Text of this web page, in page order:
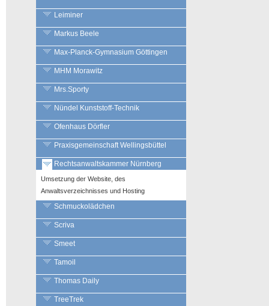
Leiminer
Markus Beele
Max-Planck-Gymnasium Göttingen
MHM Morawitz
Mrs.Sporty
Nündel Kunststoff-Technik
Ofenhaus Dörfler
Praxisgemeinschaft Wellingsbüttel
Rechtsanwaltskammer Nürnberg
Umsetzung der Website, des
Anwaltsverzeichnisses und Hosting
Schmuckolädchen
Scriva
Smeet
Tamoil
Thomas Daily
TreeTrek